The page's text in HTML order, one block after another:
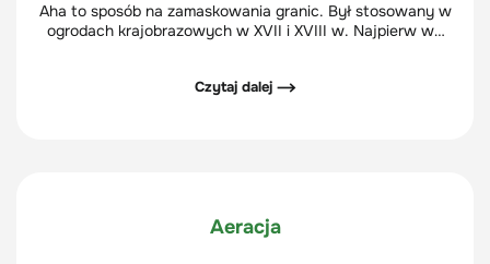
Aha to sposób na zamaskowania granic. Był stosowany w
ogrodach krajobrazowych w XVII i XVIII w. Najpierw we
Czytaj dalej ⟶
Aeracja